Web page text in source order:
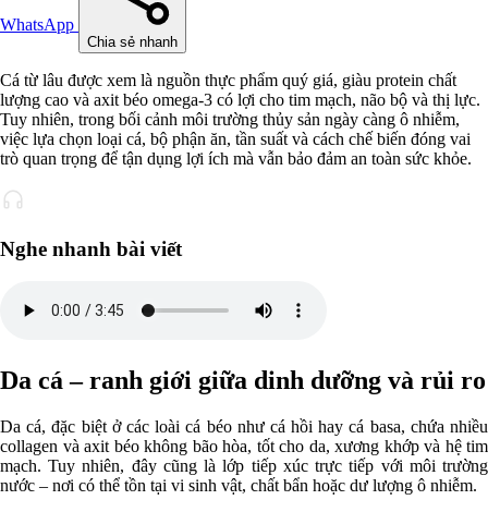
WhatsApp
Chia sẻ nhanh
Cá từ lâu được xem là nguồn thực phẩm quý giá, giàu protein chất
lượng cao và axit béo omega-3 có lợi cho tim mạch, não bộ và thị lực.
Tuy nhiên, trong bối cảnh môi trường thủy sản ngày càng ô nhiễm,
việc lựa chọn loại cá, bộ phận ăn, tần suất và cách chế biến đóng vai
trò quan trọng để tận dụng lợi ích mà vẫn bảo đảm an toàn sức khỏe.
Nghe nhanh bài viết
Da cá – ranh giới giữa dinh dưỡng và rủi ro
Da cá, đặc biệt ở các loài cá béo như cá hồi hay cá basa, chứa nhiều
collagen và axit béo không bão hòa, tốt cho da, xương khớp và hệ tim
mạch. Tuy nhiên, đây cũng là lớp tiếp xúc trực tiếp với môi trường
nước – nơi có thể tồn tại vi sinh vật, chất bẩn hoặc dư lượng ô nhiễm.